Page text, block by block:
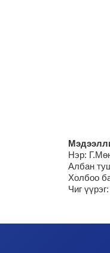
М
Нэр:
Албан
Холбоо
Чиг үүрэг: